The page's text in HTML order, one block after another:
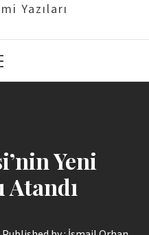
Yazıları
Yeni
Atandı